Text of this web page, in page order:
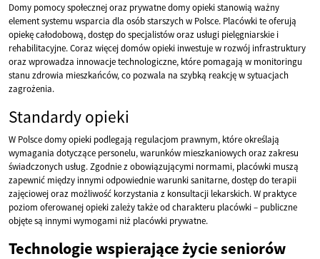
Domy pomocy społecznej oraz prywatne domy opieki stanowią ważny
element systemu wsparcia dla osób starszych w Polsce. Placówki te oferują
opiekę całodobową, dostęp do specjalistów oraz usługi pielęgniarskie i
rehabilitacyjne. Coraz więcej domów opieki inwestuje w rozwój infrastruktury
oraz wprowadza innowacje technologiczne, które pomagają w monitoringu
stanu zdrowia mieszkańców, co pozwala na szybką reakcję w sytuacjach
zagrożenia.
Standardy opieki
W Polsce domy opieki podlegają regulacjom prawnym, które określają
wymagania dotyczące personelu, warunków mieszkaniowych oraz zakresu
świadczonych usług. Zgodnie z obowiązującymi normami, placówki muszą
zapewnić między innymi odpowiednie warunki sanitarne, dostęp do terapii
zajęciowej oraz możliwość korzystania z konsultacji lekarskich. W praktyce
poziom oferowanej opieki zależy także od charakteru placówki – publiczne
objęte są innymi wymogami niż placówki prywatne.
Technologie wspierające życie seniorów